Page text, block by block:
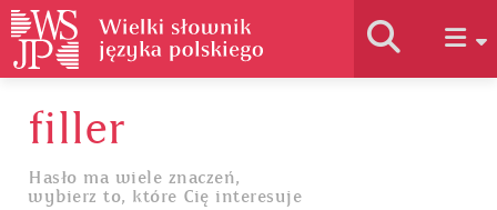
Jak korzystać
filler
Hasło ma wiele znaczeń,
wybierz to, które Cię interesuje